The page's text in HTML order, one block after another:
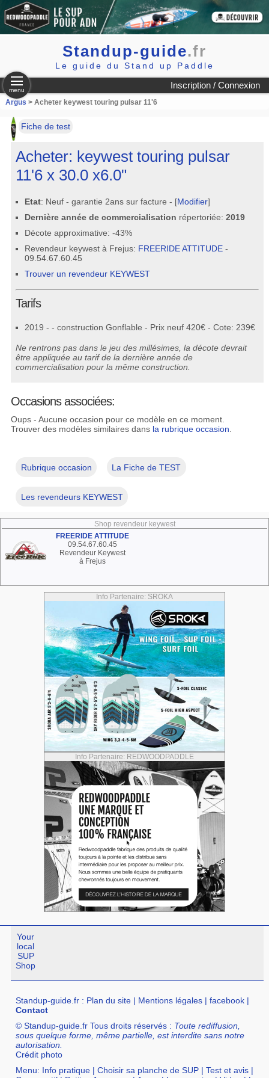
Standup-guide.fr
Le guide du Stand up Paddle
Inscription / Connexion
menu
Argus > Acheter keywest touring pulsar 11'6
Fiche de test
Acheter: keywest touring pulsar
11'6 x 30.0 x6.0"
Etat: Neuf - garantie 2ans sur facture - [Modifier]
Dernière année de commercialisation répertoriée:2019
Décote approximative: -43%
Revendeur keywest à Frejus: FREERIDE ATTITUDE -
09.54.67.60.45
Trouver un revendeur KEYWEST
Tarifs
2019 - - construction Gonflable - Prix neuf 420€ - Cote: 239€
Ne rentrons pas dans le jeu des millésimes, la décote devrait
être appliquée au tarif de la dernière année de
commercialisation pour la même construction.
Occasions associées:
Oups - Aucune occasion pour ce modèle en ce moment.
Trouver des modèles similaires dans la rubrique occasion.
Rubrique occasion La Fiche de TEST
Les revendeurs KEYWEST
Shop revendeur keywest
FREERIDE ATTITUDE
09.54.67.60.45
Revendeur Keywest
à Frejus
Info Partenaire: SROKA
Info Partenaire: REDWOODPADDLE
Your
local
SUP
Shop
Standup-guide.fr : Plan du site | Mentions légales |facebook |
Contact
© Standup-guide.fr Tous droits réservés : Toute rediffusion,
sous quelque forme, même partielle, est interdite sans notre
autorisation.
Crédit photo
Menu: Info pratique |Choisir sa planche de SUP |Test et avis |